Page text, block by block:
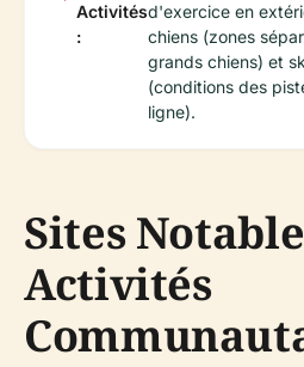
Activités
:
d'exercice en
chiens (zones
grands chiens) et
(conditions des
ligne).
Sites
Activités